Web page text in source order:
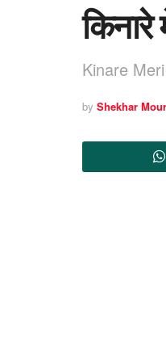
Kinare
by Shekhar